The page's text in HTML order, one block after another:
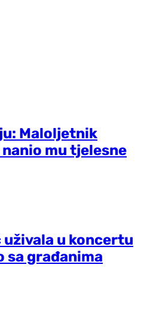
Maloljetnik
mu tjelesne
u koncertu
sa građanima